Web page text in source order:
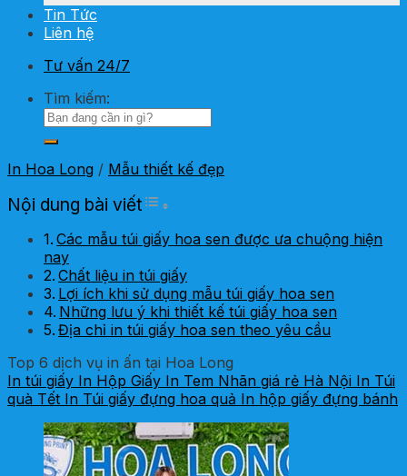
Tin Tức
Liên hệ
Tư vấn 24/7
Tìm kiếm:
In Hoa Long / Mẫu thiết kế đẹp
Nội dung bài viết Toggle Table of Content
Các mẫu túi giấy hoa sen được ưa chuộng hiện
nay
Chất liệu in túi giấy
Lợi ích khi sử dụng mẫu túi giấy hoa sen
Những lưu ý khi thiết kế túi giấy hoa sen
Địa chỉ in túi giấy hoa sen theo yêu cầu
Top 6 dịch vụ in ấn tại Hoa Long
In túi giấy In Hộp Giấy In Tem Nhãn giá rẻ Hà Nội In Túi
quà Tết In Túi giấy đựng hoa quả In hộp giấy đựng bánh